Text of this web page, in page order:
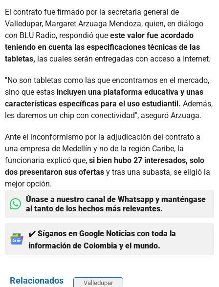
El contrato fue firmado por la secretaria general de
Valledupar, Margaret Arzuaga Mendoza, quien, en diálogo
con BLU Radio, respondió que este valor fue acordado
teniendo en cuenta las especificaciones técnicas de las
tabletas, las cuales serán entregadas con acceso a Internet.
"No son tabletas como las que encontramos en el mercado,
sino que estas incluyen una plataforma educativa y unas
características específicas para el uso estudiantil. Además,
les daremos un chip con conectividad", aseguró Arzuaga.
Ante el inconformismo por la adjudicación del contrato a
una empresa de Medellín y no de la región Caribe, la
funcionaria explicó que, si bien hubo 27 interesados, solo
dos presentaron sus ofertas y tras una subasta, se eligió la
mejor opción.
Únase a nuestro canal de Whatsapp y manténgase
al tanto de los hechos más relevantes.
✔️ Síganos en Google Noticias con toda la
información de Colombia y el mundo.
Relacionados Valledupar